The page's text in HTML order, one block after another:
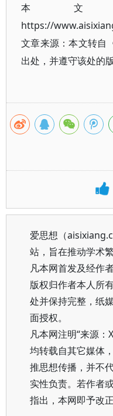
本文
https://
文章来源：本文转自
出处，并遵守该处的
爱思想（
站，旨在推动学术
凡本网首发及经作
版权归作者本人所
处并保持完整，纸
面授权。
凡本网注明“来源：
均转载自其它媒体
推思想传播，并不
实性负责。若作者
指出，本网即予改正